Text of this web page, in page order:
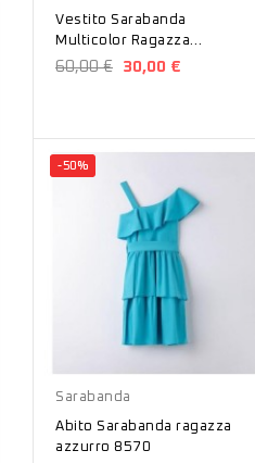
Vestito Sarabanda
Multicolor Ragazza
J4070421300
60,00 € 30,00 €
-50%
Sarabanda
Abito Sarabanda ragazza
azzurro 8570